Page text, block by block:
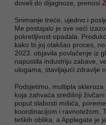
doveli do dijagnoze, prenosi
Snimanje treće, ujedno i
Me postajalo je sve veći
pokretljivost opadala.
kako bi joj olakšao proces,
2023. objavila povlačenje iz
napustila industriju zabave,
ulogama, stavljajući zdravlje
Podsjetimo, multipla
koja zahvaća središnji
poput slabosti mišića,
koordinacijom i ravnotežom.
teških oblika, a Applegate je